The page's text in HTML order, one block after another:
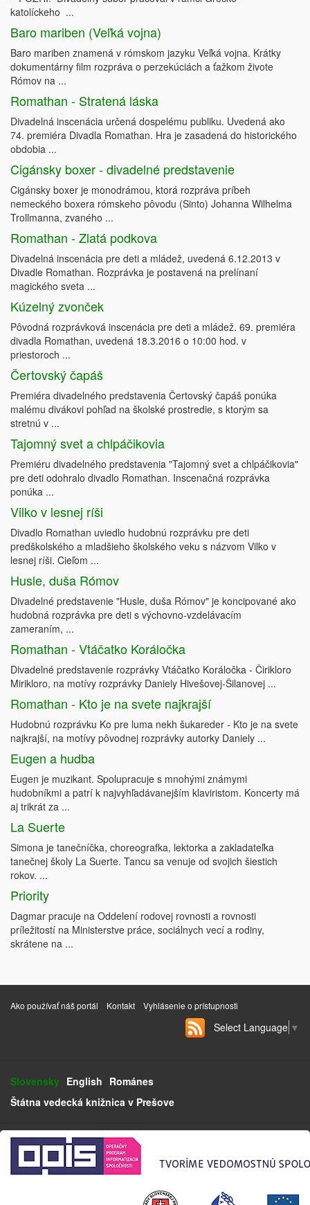
katolíckeho ...
Baro mariben (Veľká vojna)
Baro mariben znamená v rómskom jazyku Veľká vojna. Krátky
dokumentárny film rozpráva o perzekúciách a ťažkom živote
Rómov na ...
Romathan - Stratená láska
Divadelná inscenácia určená dospelému publiku. Uvedená ako
74. premiéra Divadla Romathan. Hra je zasadená do historického
obdobia ...
Cigánsky boxer - divadelné predstavenie
Cigánsky boxer je monodrámou, ktorá rozpráva príbeh
nemeckého boxera rómskeho pôvodu (Sinto) Johanna Wilhelma
Trollmanna, zvaného ...
Romathan - Zlatá podkova
Divadelná inscenácia pre deti a mládež, uvedená 6.12.2013 v
Divadle Romathan. Rozprávka je postavená na prelínaní
magického sveta ...
Kúzelný zvonček
Pôvodná rozprávková inscenácia pre deti a mládež. 69. premiéra
divadla Romathan, uvedená 18.3.2016 o 10:00 hod. v
priestoroch ...
Čertovský čapáš
Premiéra divadelného predstavenia Čertovský čapáš ponúka
malému divákovi pohľad na školské prostredie, s ktorým sa
stretnú v ...
Tajomný svet a chlpáčikovia
Premiéru divadelného predstavenia "Tajomný svet a chlpáčikovia"
pre deti odohralo divadlo Romathan. Inscenačná rozprávka
ponúka ...
Vilko v lesnej ríši
Divadlo Romathan uviedlo hudobnú rozprávku pre deti
predškolského a mladšieho školského veku s názvom Vilko v
lesnej ríši. Cieľom ...
Husle, duša Rómov
Divadelné predstavenie "Husle, duša Rómov" je koncipované ako
hudobná rozprávka pre deti s výchovno-vzdelávacím
zameraním, ...
Romathan - Vtáčatko Koráločka
Divadelné predstavenie rozprávky Vtáčatko Koráločka - Čirikloro
Mirikloro, na motívy rozprávky Daniely Hivešovej-Šilanovej ...
Romathan - Kto je na svete najkrajší
Hudobnú rozprávku Ko pre luma nekh šukareder - Kto je na svete
najkrajší, na motívy pôvodnej rozprávky autorky Daniely ...
Eugen a hudba
Eugen je muzikant. Spolupracuje s mnohými známymi
hudobníkmi a patrí k najvyhľadávanejším klaviristom. Koncerty má
aj trikrát za ...
La Suerte
Simona je tanečníčka, choreografka, lektorka a zakladateľka
tanečnej školy La Suerte. Tancu sa venuje od svojich šiestich
rokov. ...
Priority
Dagmar pracuje na Oddelení rodovej rovnosti a rovnosti
príležitostí na Ministerstve práce, sociálnych vecí a rodiny,
skrátene na ...
Ako používať náš portál Kontakt Vyhlásenie o prístupnosti
Select Language ▼
Slovensky English Románes
Štátna vedecká knižnica v Prešove